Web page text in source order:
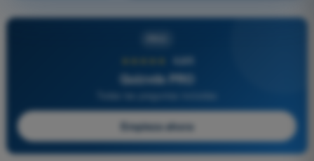
4,6/5
Quizvds PRO
Empieza ahora